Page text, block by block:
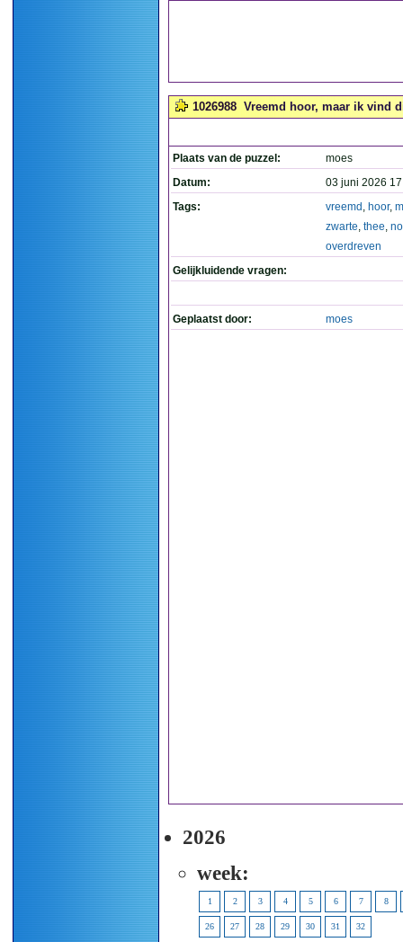
1026988 Vreemd hoor, maar ik vind
Plaats van de puzzel:
moes
Datum:
03 juni 2026
Tags:
vreemd , hoor,
zwarte, thee,
overdreven
Gelijkluidende vragen:
Geplaatst door: moes
2026
week:
1 2 3 4 5 6 7 8
26 27 28 29 30 31 32